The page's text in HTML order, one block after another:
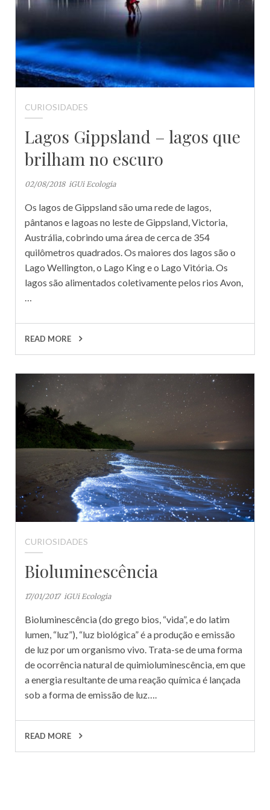
CURIOSIDADES
Lagos Gippsland – lagos que
brilham no escuro
02/08/2018 iGUi Ecologia
Os lagos de Gippsland são uma rede de lagos,
pântanos e lagoas no leste de Gippsland, Victoria,
Austrália, cobrindo uma área de cerca de 354
quilômetros quadrados. Os maiores dos lagos são o
Lago Wellington, o Lago King e o Lago Vitória. Os
lagos são alimentados coletivamente pelos rios Avon,
…
READ MORE
CURIOSIDADES
Bioluminescência
17/01/2017 iGUi Ecologia
Bioluminescência (do grego bios, “vida”, e do latim
lumen, “luz”), “luz biológica” é a produção e emissão
de luz por um organismo vivo. Trata-se de uma forma
de ocorrência natural de quimioluminescência, em que
a energia resultante de uma reação química é lançada
sob a forma de emissão de luz….
READ MORE